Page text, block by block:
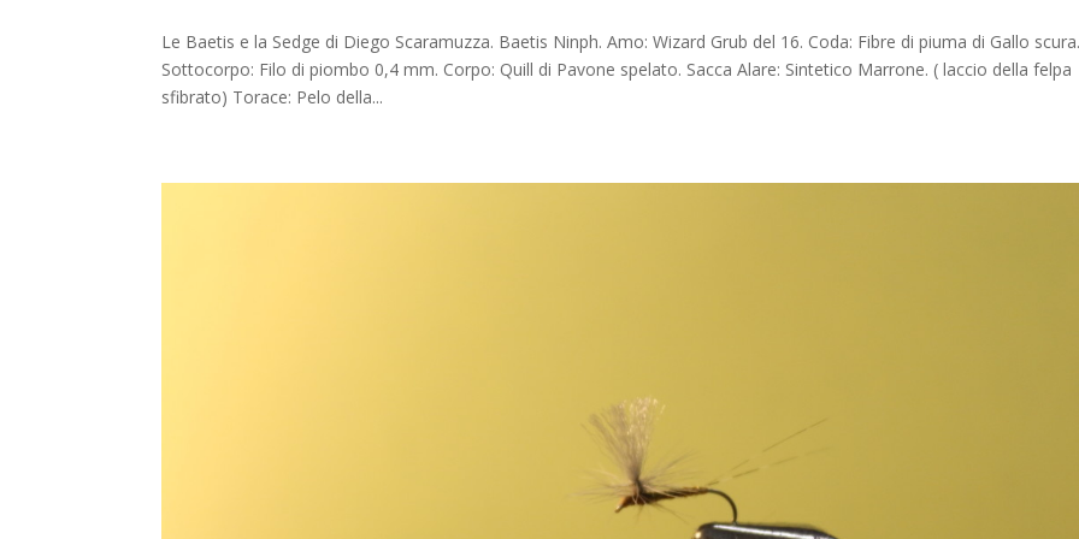
Le Baetis e la Sedge di Diego Scaramuzza. Baetis Ninph. Amo: Wizard Grub del 16. Coda: Fibre di piuma di Gallo
Sottocorpo: Filo di piombo 0,4 mm. Corpo: Quill di Pavone spelato. Sacca Alare: Sintetico Marrone. ( laccio della felpa
sfibrato) Torace: Pelo della...